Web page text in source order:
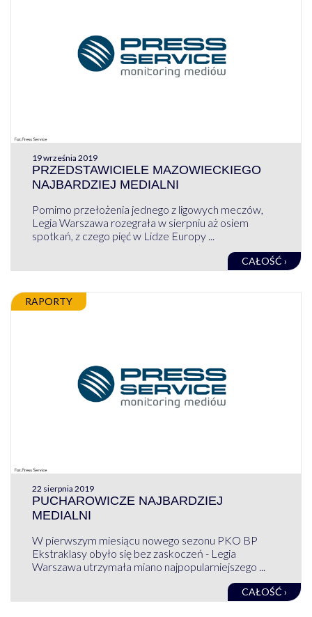
19 września 2019
PRZEDSTAWICIELE MAZOWIECKIEGO
NAJBARDZIEJ MEDIALNI
Pomimo przełożenia jednego z ligowych meczów,
Legia Warszawa rozegrała w sierpniu aż osiem
spotkań, z czego pięć w Lidze Europy ...
CAŁOŚĆ ›
RAPORTY
22 sierpnia 2019
PUCHAROWICZE NAJBARDZIEJ
MEDIALNI
W pierwszym miesiącu nowego sezonu PKO BP
Ekstraklasy obyło się bez zaskoczeń - Legia
Warszawa utrzymała miano najpopularniejszego ...
CAŁOŚĆ ›